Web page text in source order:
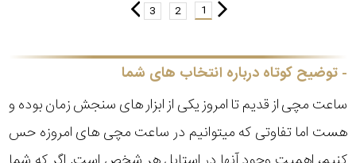
1
2
3
توضیح کوتاه درباره انتخاب های شما
ساعت مچی از قدیم تا امروز یکی از ابزار های سنجش زمان بوده و
هست اما تفاوتی که میتوانیم در ساعت مچی های امروزه حس